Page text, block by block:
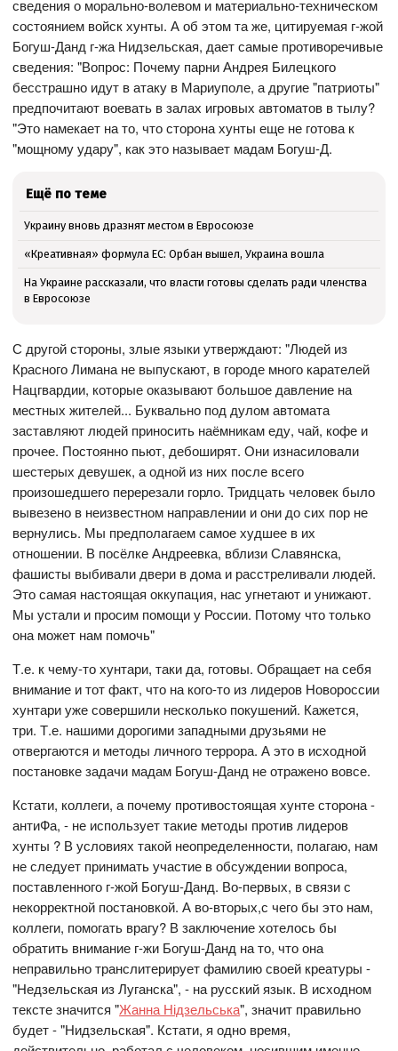
сведения о морально-волевом и материально-техническом
состоянием войск хунты. А об этом та же, цитируемая г-жой
Богуш-Данд г-жа Нидзельская, дает самые противоречивые
сведения: "Вопрос: Почему парни Андрея Билецкого
бесстрашно идут в атаку в Мариуполе, а другие "патриоты"
предпочитают воевать в залах игровых автоматов в тылу?
"Это намекает на то, что сторона хунты еще не готова к
"мощному удару", как это называет мадам Богуш-Д.
Ещё по теме
Украину вновь дразнят местом в Евросоюзе
«Креативная» формула ЕС: Орбан вышел, Украина вошла
На Украине рассказали, что власти готовы сделать ради членства
в Евросоюзе
С другой стороны, злые языки утверждают: "Людей из
Красного Лимана не выпускают, в городе много карателей
Нацгвардии, которые оказывают большое давление на
местных жителей... Буквально под дулом автомата
заставляют людей приносить наёмникам еду, чай, кофе и
прочее. Постоянно пьют, дебоширят. Они изнасиловали
шестерых девушек, а одной из них после всего
произошедшего перерезали горло. Тридцать человек было
вывезено в неизвестном направлении и они до сих пор не
вернулись. Мы предполагаем самое худшее в их
отношении. В посёлке Андреевка, вблизи Славянска,
фашисты выбивали двери в дома и расстреливали людей.
Это самая настоящая оккупация, нас угнетают и унижают.
Мы устали и просим помощи у России. Потому что только
она может нам помочь"
Т.е. к чему-то хунтари, таки да, готовы. Обращает на себя
внимание и тот факт, что на кого-то из лидеров Новороссии
хунтари уже совершили несколько покушений. Кажется,
три. Т.е. нашими дорогими западными друзьями не
отвергаются и методы личного террора. А это в исходной
постановке задачи мадам Богуш-Данд не отражено вовсе.
Кстати, коллеги, а почему противостоящая хунте сторона -
антиФа, - не использует такие методы против лидеров
хунты ? В условиях такой неопределенности, полагаю, нам
не следует принимать участие в обсуждении вопроса,
поставленного г-жой Богуш-Данд. Во-первых, в связи с
некорректной постановкой. А во-вторых,с чего бы это нам,
коллеги, помогать врагу? В заключение хотелось бы
обратить внимание г-жи Богуш-Данд на то, что она
неправильно транслитерирует фамилию своей креатуры -
"Недзельская из Луганска", - на русский язык. В исходном
тексте значится "Жанна Нідзельська", значит правильно
будет - "Нидзельская". Кстати, я одно время,